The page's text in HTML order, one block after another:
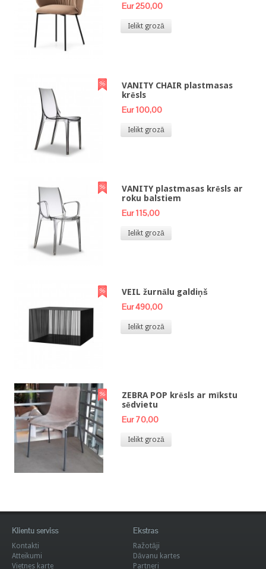
Eur 250,00
Ielikt grozā
VANITY CHAIR plastmasas
krēsls
Eur 100,00
Ielikt grozā
VANITY plastmasas krēsls ar
roku balstiem
Eur 115,00
Ielikt grozā
VEIL žurnālu galdiņš
Eur 490,00
Ielikt grozā
ZEBRA POP krēsls ar mīkstu
sēdvietu
Eur 70,00
Ielikt grozā
Klientu serviss
Kontakti
Atteikumi
Vietnes karte
Ekstras
Ražotāji
Dāvanu kartes
Partneri